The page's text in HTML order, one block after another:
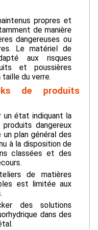
propres et
de manière
dangereuses ou
Le matériel de
aux risques
et poussières
du verre.
de produits
un état indiquant la
dangereux
plan général des
à la disposition de
classées et des
de matières
est limitée aux
des solutions
dans des